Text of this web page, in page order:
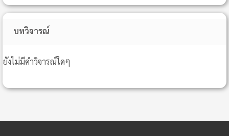
บทวิจารณ์
ยังไม่มีคำวิจารณ์ใดๆ